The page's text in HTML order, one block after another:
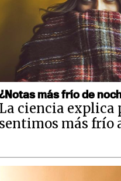
más frío de
La ciencia explica
sentimos más frío